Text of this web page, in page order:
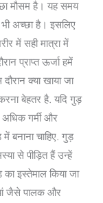
मौसम है। यह समय
अच्छा है। इसलिए
में सही मात्रा में
प्राप्त ऊर्जा हमें
क्या खाया जा
बेहतर है. यदि गुड़
अधिक गर्मी और
बनाना चाहिए. गुड़
से पीड़ित हैं उन्हें
इस्तेमाल किया जा
जैसे पालक और